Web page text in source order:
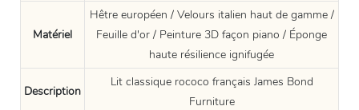
Matériel
Hêtre européen / Velours italien haut de gamme /
Feuille d'or / Peinture 3D façon piano / Éponge
haute résilience ignifugée
Description
Lit classique rococo français James Bond
Furniture